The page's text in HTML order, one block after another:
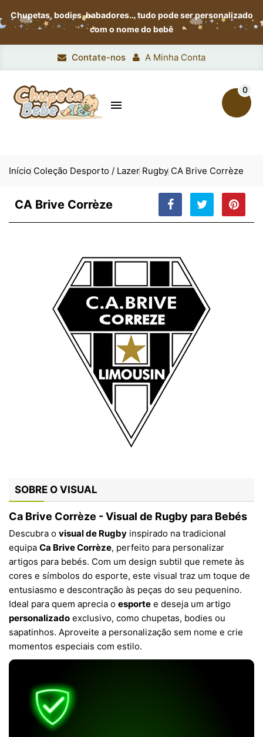
Chupetas, bodies, babadores…tudo pode ser personalizado
com o nome do bebê
Contate-nos A Minha Conta

0
Início Coleção Desporto / Lazer Rugby CA Brive Corrèze
CA Brive Corrèze
SOBRE O VISUAL
Ca Brive Corrèze - Visual de Rugby para Bebés
Descubra o visual de Rugby inspirado na tradicional
equipa Ca Brive Corrèze, perfeito para personalizar
artigos para bebés. Com um design subtil que remete às
cores e símbolos do esporte, este visual traz um toque de
entusiasmo e descontração às peças do seu pequenino.
Ideal para quem aprecia o esporte e deseja um artigo
personalizado exclusivo, como chupetas, bodies ou
sapatinhos. Aproveite a personalização sem nome e crie
momentos especiais com estilo.